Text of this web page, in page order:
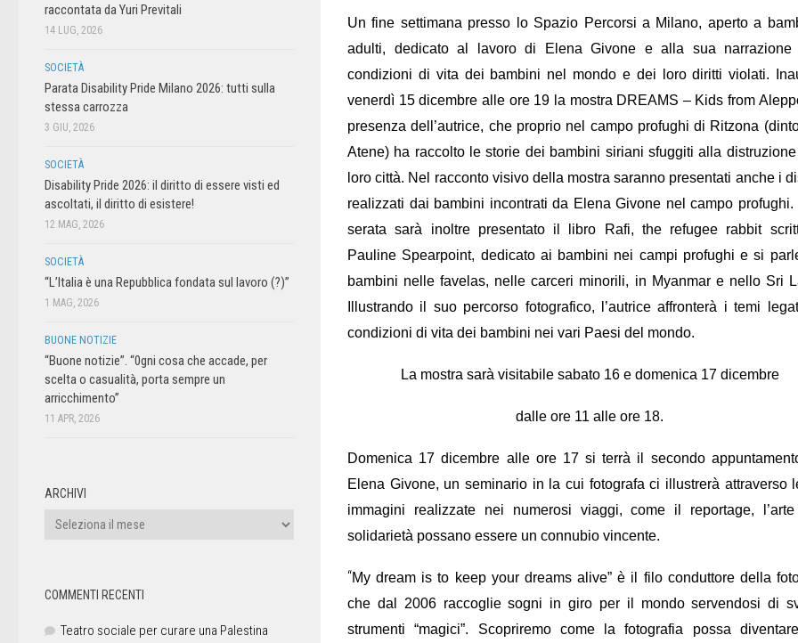
Un fine settimana presso lo Spazio Percorsi a Milano, aperto a
adulti, dedicato al lavoro di
Elena Givone e alla sua narrazione
condizioni di vita dei bambini nel mondo e dei loro diritti violati.
venerdì 15 dicembre alle ore 19 la mostra DREAMS – Kids from
presenza dell’autrice, che proprio nel campo profughi di Ritzona
Atene) ha raccolto le storie dei bambini siriani sfuggiti alla
loro città. Nel racconto visivo della mostra saranno presentati anche i
realizzati dai bambini incontrati da Elena Givone nel campo profughi.
serata sarà inoltre presentato il libro
Rafi, the refugee rabbit
Pauline Spearpoint, dedicato ai bambini nei campi profughi e si
bambini nelle favelas, nelle carceri minorili, in Myanmar e nello Sri
Illustrando il suo percorso fotografico, l’autrice affronterà i temi
condizioni di vita dei bambini nei vari Paesi del mondo.
La mostra sarà visitabile sabato 16 e domenica 17 dicembre
dalle ore 11 alle ore 18.
Domenica 17 dicembre alle ore 17si terrà il secondo
Elena Givone, un seminario in la cui fotografa ci illustrerà attraverso
immagini realizzate nei numerosi viaggi, come il reportage,
solidarietà possano essere un connubio vincente.
“My dream is to keep your dreams alive” è il filo conduttore della
che dal 2006 raccoglie sogni in giro per il mondo servendosi di
strumenti “magici”. Scopriremo come la fotografia possa
raccontata da Yuri Previtali
14 LUG, 2026
SOCIETÀ
Parata Disability Pride Milano 2026: tutti sulla
stessa carrozza
3 GIU, 2026
SOCIETÀ
Disability Pride 2026: il diritto di essere visti ed
ascoltati, il diritto di esistere!
12 MAG, 2026
SOCIETÀ
“L’Italia è una Repubblica fondata sul lavoro (?)”
1 MAG, 2026
BUONE NOTIZIE
“Buone notizie”. “0gni cosa che accade, per
scelta o casualità, porta sempre un
arricchimento”
11 APR, 2026
ARCHIVI
COMMENTI RECENTI
Teatro sociale per curare una Palestina